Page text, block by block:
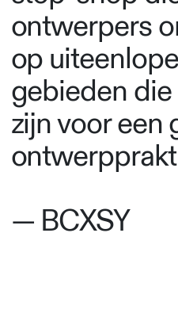
ontwerpers
op
gebieden
zijn voor een
— BCXSY